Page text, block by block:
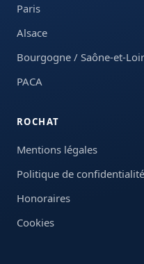
Paris
Alsace
Bourgogne / Saône-et-
PACA
ROCHAT
Mentions légales
Politique de confidentialité
Honoraires
Cookies